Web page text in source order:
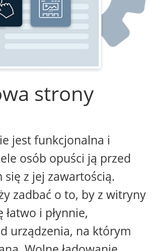
strony
jest funkcjonalna i
osób opuści ją przed
się z jej zawartością.
zadbać o to, by z witryny
łatwo i płynnie,
urządzenia, na którym